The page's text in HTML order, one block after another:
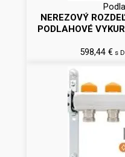
NEREZOVÝ
PODLAHOVÉ
598,44 € s